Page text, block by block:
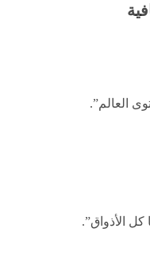
العالم”.
الأذواق”.